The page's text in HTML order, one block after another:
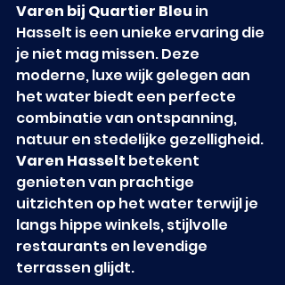
Varen bij Quartier Bleu in
Hasselt is een unieke ervaring die
je niet mag missen. Deze
moderne, luxe wijk gelegen aan
het water biedt een perfecte
combinatie van ontspanning,
natuur en stedelijke gezelligheid.
Varen Hasselt betekent
genieten van prachtige
uitzichten op het water terwijl je
langs hippe winkels, stijlvolle
restaurants en levendige
terrassen glijdt.